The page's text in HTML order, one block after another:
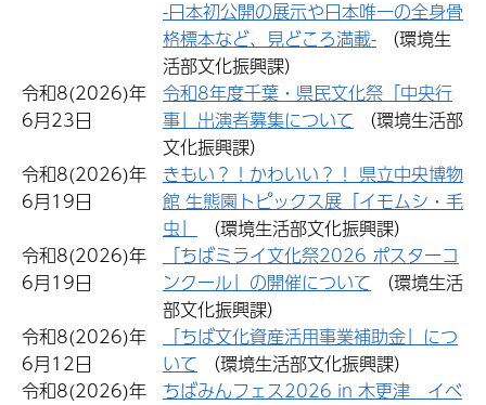
-日本初公開の展示や日本唯一の全身骨
格標本など、見どころ満載-
活部文化振興課）
令和8(2026)年
6月23日
令和8年度千葉・県民文化祭「中央行
事」出演者募集について
文化振興課）
令和8(2026)年
6月19日
きもい？！かわいい？！ 県立中央博物
館 生態園トピックス展「イモムシ・毛
虫」
（環境生活部文化振興課）
令和8(2026)年
6月19日
「ちばミライ文化祭2026 ポスターコ
ンクール」の開催について
部文化振興課）
令和8(2026)年
6月12日
「ちば文化資産活用事業補助金」につ
いて
（環境生活部文化振興課）
令和8(2026)年
ちばみんフェス2026 in 木更津 イベ